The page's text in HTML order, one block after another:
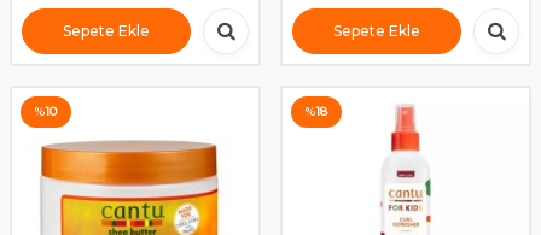
Sepete Ekle Sepete Ekle
%10 %18